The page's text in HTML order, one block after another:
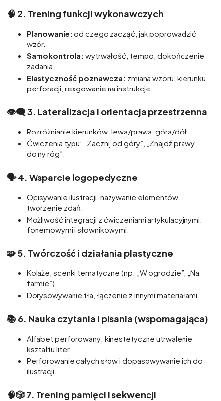
🧠 2. Trening funkcji wykonawczych
Planowanie: od czego zacząć, jak poprowadzić
wzór.
Samokontrola: wytrwałość, tempo, dokończenie
zadania.
Elastyczność poznawcza: zmiana wzoru, kierunku
perforacji, reagowanie na instrukcje.
👁️‍🗨️ 3. Lateralizacja i orientacja przestrzenna
Rozróżnianie kierunków: lewa/prawa, góra/dół.
Ćwiczenia typu: „Zacznij od góry”, „Znajdź prawy
dolny róg”.
🗣️ 4. Wsparcie logopedyczne
Opisywanie ilustracji, nazywanie elementów,
tworzenie zdań.
Możliwość integracji z ćwiczeniami artykulacyjnymi,
fonemowymi i słownikowymi.
🧩 5. Twórczość i działania plastyczne
Kolaże, scenki tematyczne (np. „W ogrodzie”, „Na
farmie”).
Dorysowywanie tła, łączenie z innymi materiałami.
📚 6. Nauka czytania i pisania (wspomagająca)
Alfabet perforowany: kinestetyczne utrwalenie
kształtu liter.
Perforowanie całych słów i dopasowywanie ich do
ilustracji.
🧠🎲 7. Trening pamięci i sekwencji